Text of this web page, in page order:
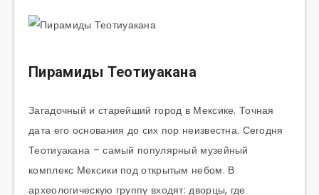
Пирамиды Теотиуакана
Загадочный и старейший город в Мексике. Точная
дата его основания до сих пор неизвестна. Сегодня
Теотиуакана – самый популярный музейный
комплекс Мексики под открытым небом. В
археологическую группу входят: дворцы, где